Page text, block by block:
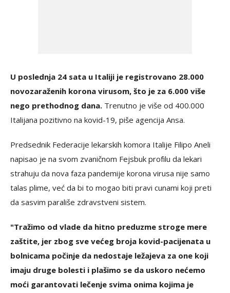
U poslednja 24 sata u Italiji je registrovano 28.000
novozaraženih korona virusom, što je za 6.000 više
nego prethodnog dana. Trenutno je više od 400.000
Italijana pozitivno na kovid-19, piše agencija Ansa.
Predsednik Federacije lekarskih komora Italije Filipo Aneli
napisao je na svom zvaničnom Fejsbuk profilu da lekari
strahuju da nova faza pandemije korona virusa nije samo
talas plime, već da bi to mogao biti pravi cunami koji preti
da sasvim parališe zdravstveni sistem.
"Tražimo od vlade da hitno preduzme stroge mere
zaštite, jer zbog sve većeg broja kovid-pacijenata u
bolnicama počinje da nedostaje ležajeva za one koji
imaju druge bolesti i plašimo se da uskoro nećemo
moći garantovati lečenje svima onima kojima je